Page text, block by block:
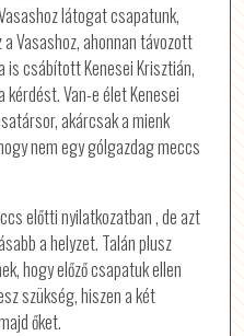
látogat csapatunk,
a Vasashoz, ahonnan távozott
is csábított Kenesei Krisztián,
Van-e élet Kenesei
akárcsak a mienk
nem egy gólgazdag meccs
előtti nyilatkozatban , de azt
a helyzet. Talán plusz
hogy előző csapatuk ellen
szükség, hiszen a két
őket.